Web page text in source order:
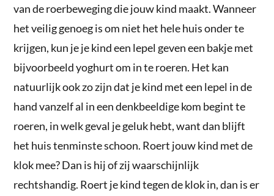
van de roerbeweging die jouw kind maakt. Wanneer
het veilig genoeg is om niet het hele huis onder te
krijgen, kun je je kind een lepel geven een bakje met
bijvoorbeeld yoghurt om in te roeren. Het kan
natuurlijk ook zo zijn dat je kind met een lepel in de
hand vanzelf al in een denkbeeldige kom begint te
roeren, in welk geval je geluk hebt, want dan blijft
het huis tenminste schoon. Roert jouw kind met de
klok mee? Dan is hij of zij waarschijnlijk
rechtshandig. Roert je kind tegen de klok in, dan is er